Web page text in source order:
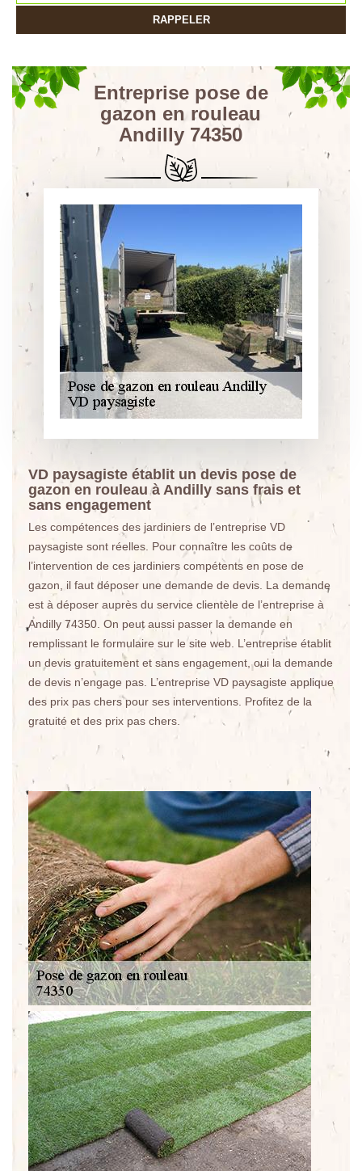
Entreprise pose de
gazon en rouleau
Andilly 74350
VD paysagiste établit un devis pose de
gazon en rouleau à Andilly sans frais et
sans engagement
Les compétences des jardiniers de l’entreprise VD
paysagiste sont réelles. Pour connaître les coûts de
l’intervention de ces jardiniers compétents en pose de
gazon, il faut déposer une demande de devis. La demande
est à déposer auprès du service clientèle de l’entreprise à
Andilly 74350. On peut aussi passer la demande en
remplissant le formulaire sur le site web. L’entreprise établit
un devis gratuitement et sans engagement, oui la demande
de devis n’engage pas. L’entreprise VD paysagiste applique
des prix pas chers pour ses interventions. Profitez de la
gratuité et des prix pas chers.